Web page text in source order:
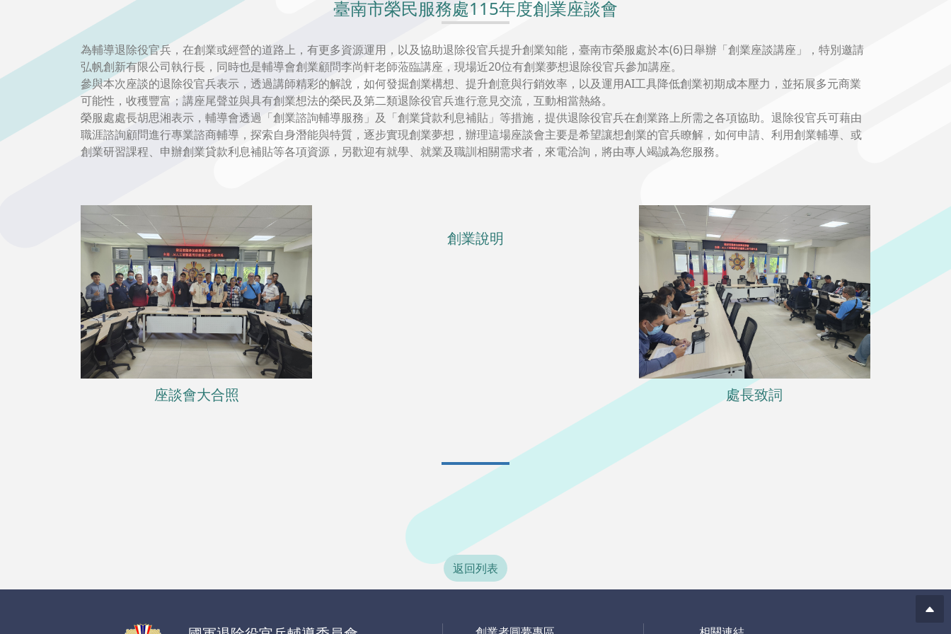
臺南市榮民服務處115年度創業座談會
為輔導退除役官兵，在創業或經營的道路上，有更多資源運用，以及協助退除役官兵提升創業知能，臺南市榮服處於本(6)日舉辦「創業座談講座」，特別邀請
弘帆創新有限公司執行長，同時也是輔導會創業顧問李尚軒老師蒞臨講座，現場近20位有創業夢想退除役官兵參加講座。
參與本次座談的退除役官兵表示，透過講師精彩的解說，如何發掘創業構想、提升創意與行銷效率，以及運用AI工具降低創業初期成本壓力，並拓展多元商業
可能性，收穫豐富；講座尾聲並與具有創業想法的榮民及第二類退除役官兵進行意見交流，互動相當熱絡。
榮服處處長胡思湘表示，輔導會透過「創業諮詢輔導服務」及「創業貸款利息補貼」等措施，提供退除役官兵在創業路上所需之各項協助。退除役官兵可藉由
職涯諮詢顧問進行專業諮商輔導，探索自身潛能與特質，逐步實現創業夢想，辦理這場座談會主要是希望讓想創業的官兵瞭解，如何申請、利用創業輔導、或
創業研習課程、申辦創業貸款利息補貼等各項資源，另歡迎有就學、就業及職訓相關需求者，來電洽詢，將由專人竭誠為您服務。
座談會大合照
創業說明
處長致詞
返回列表